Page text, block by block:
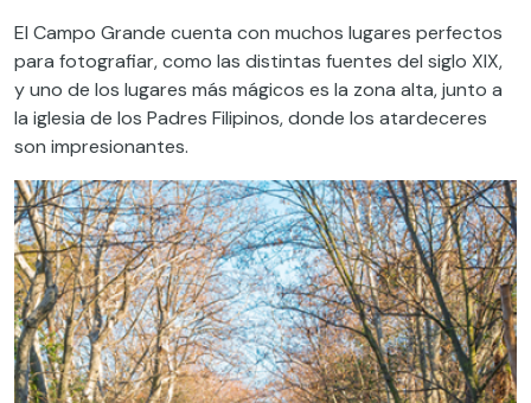
El Campo Grande cuenta con muchos lugares perfectos
para fotografiar, como las distintas fuentes del siglo XIX,
y uno de los lugares más mágicos es la zona alta, junto a
la iglesia de los Padres Filipinos, donde los atardeceres
son impresionantes.